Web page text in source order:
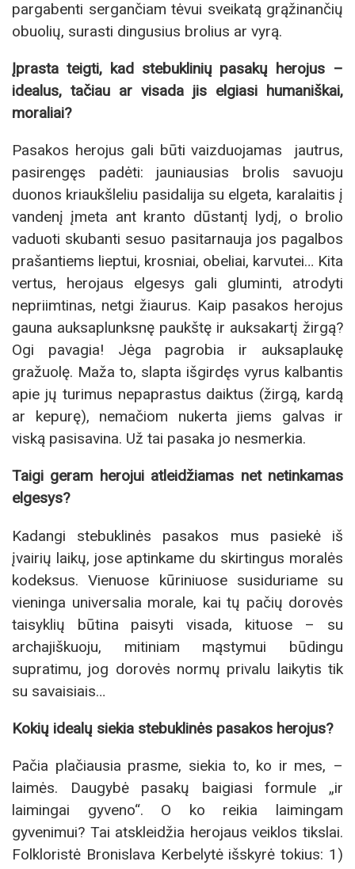
pargabenti sergančiam tėvui sveikatą grąžinančių
obuolių, surasti dingusius brolius ar vyrą.
Įprasta teigti, kad stebuklinių pasakų herojus –
idealus, tačiau ar visada jis elgiasi humaniškai,
moraliai?
Pasakos herojus gali būti vaizduojamas jautrus,
pasirengęs padėti: jauniausias brolis savuoju
duonos kriaukšleliu pasidalija su elgeta, karalaitis į
vandenį įmeta ant kranto dūstantį lydį, o brolio
vaduoti skubanti sesuo pasitarnauja jos pagalbos
prašantiems lieptui, krosniai, obeliai, karvutei… Kita
vertus, herojaus elgesys gali gluminti, atrodyti
nepriimtinas, netgi žiaurus. Kaip pasakos herojus
gauna auksaplunksnę paukštę ir auksakartį žirgą?
Ogi pavagia! Jėga pagrobia ir auksaplaukę
gražuolę. Maža to, slapta išgirdęs vyrus kalbantis
apie jų turimus nepaprastus daiktus (žirgą, kardą
ar kepurę), nemačiom nukerta jiems galvas ir
viską pasisavina. Už tai pasaka jo nesmerkia.
Taigi geram herojui atleidžiamas net netinkamas
elgesys?
Kadangi stebuklinės pasakos mus pasiekė iš
įvairių laikų, jose aptinkame du skirtingus moralės
kodeksus. Vienuose kūriniuose susiduriame su
vieninga universalia morale, kai tų pačių dorovės
taisyklių būtina paisyti visada, kituose – su
archajiškuoju, mitiniam mąstymui būdingu
supratimu, jog dorovės normų privalu laikytis tik
su savaisiais…
Kokių idealų siekia stebuklinės pasakos herojus?
Pačia plačiausia prasme, siekia to, ko ir mes, –
laimės. Daugybė pasakų baigiasi formule „ir
laimingai gyveno“. O ko reikia laimingam
gyvenimui? Tai atskleidžia herojaus veiklos tikslai.
Folkloristė Bronislava Kerbelytė išskyrė tokius: 1)